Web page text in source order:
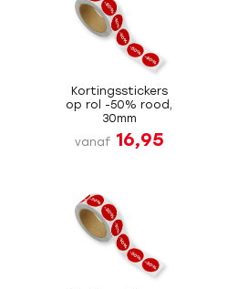
Kortingsstickers
op rol -50% rood,
30mm
vanaf 16,95